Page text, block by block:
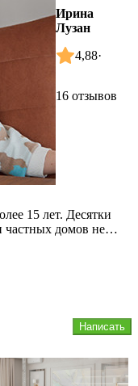
Ирина
Лузан
4,88·
16 отзывов
15 лет. Десятки
частных домов не
Написать